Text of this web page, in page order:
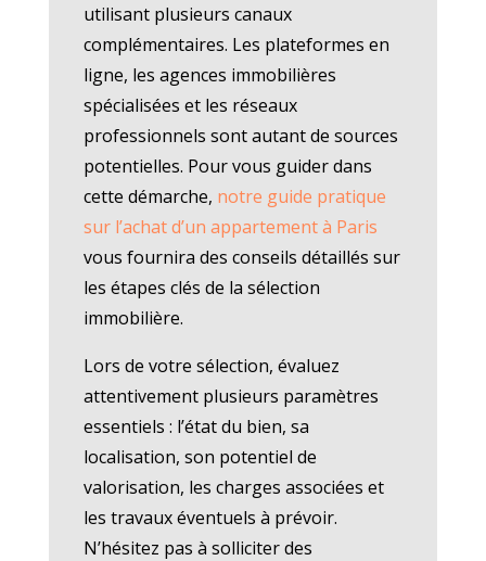
utilisant plusieurs canaux
complémentaires. Les plateformes en
ligne, les agences immobilières
spécialisées et les réseaux
professionnels sont autant de sources
potentielles. Pour vous guider dans
cette démarche, notre guide pratique
sur l’achat d’un appartement à Paris
vous fournira des conseils détaillés sur
les étapes clés de la sélection
immobilière.
Lors de votre sélection, évaluez
attentivement plusieurs paramètres
essentiels : l’état du bien, sa
localisation, son potentiel de
valorisation, les charges associées et
les travaux éventuels à prévoir.
N’hésitez pas à solliciter des